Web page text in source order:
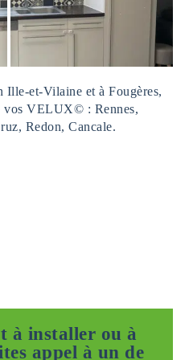
Ille-et-Vilaine et à Fougères,
vos VELUX© : Rennes,
Redon, Cancale.
à installer ou à
appel à un de